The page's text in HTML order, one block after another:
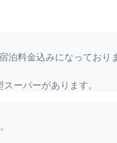
泊料金込みになっており
ーパーがあります。